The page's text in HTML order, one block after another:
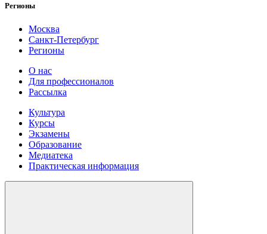
Регионы
Москва
Санкт-Петербург
Регионы
О нас
Для профессионалов
Рассылка
Культура
Курсы
Экзамены
Образование
Медиатека
Практическая информация